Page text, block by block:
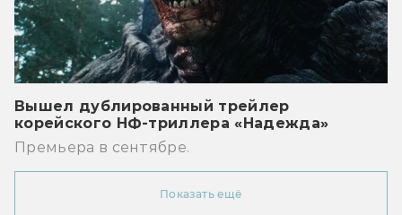
Вышел дублированный трейлер
корейского НФ-триллера «Надежда»
Премьера в сентябре.
Показать ещё